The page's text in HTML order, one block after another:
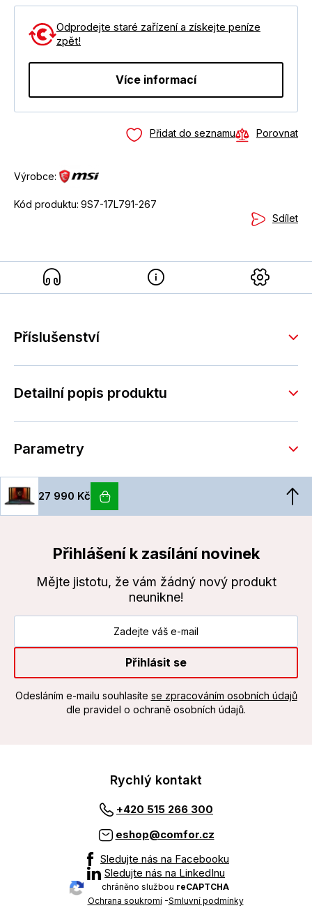
Odprodejte staré zařízení a získejte peníze
zpět!
Více informací
Přidat do seznamu Porovnat
Výrobce:
Kód produktu: 9S7-17L791-267
Sdílet
Příslušenství
Detailní popis produktu
Parametry
27 990 Kč
Přihlášení k zasílání novinek
Mějte jistotu, že vám žádný nový produkt
neunikne!
Přihlásit se
Odesláním e-mailu souhlasíte se zpracováním osobních údajů
dle pravidel o ochraně osobních údajů.
Rychlý kontakt
+420 515 266 300
eshop@comfor.cz
Sledujte nás na Facebooku
Sledujte nás na LinkedInu
chráněno službou reCAPTCHA
Ochrana soukromí-Smluvní podmínky